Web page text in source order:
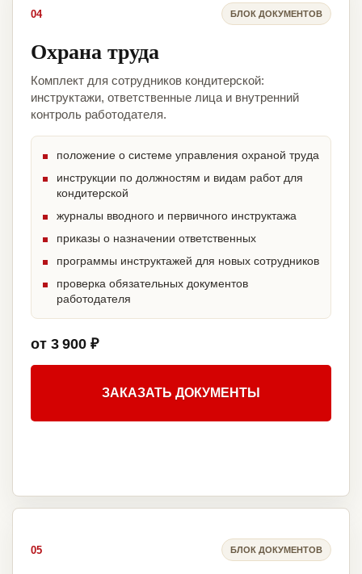
04 БЛОК ДОКУМЕНТОВ
Охрана труда
Комплект для сотрудников кондитерской:
инструктажи, ответственные лица и внутренний
контроль работодателя.
положение о системе управления охраной труда
инструкции по должностям и видам работ для
кондитерской
журналы вводного и первичного инструктажа
приказы о назначении ответственных
программы инструктажей для новых сотрудников
проверка обязательных документов
работодателя
от 3 900 ₽
ЗАКАЗАТЬ ДОКУМЕНТЫ
05 БЛОК ДОКУМЕНТОВ